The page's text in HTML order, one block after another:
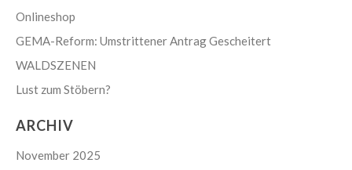
Onlineshop
GEMA-Reform: Umstrittener Antrag Gescheitert
WALDSZENEN
Lust zum Stöbern?
ARCHIV
November 2025